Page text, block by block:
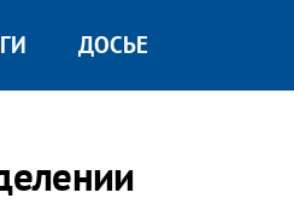
ДОСЬЕ